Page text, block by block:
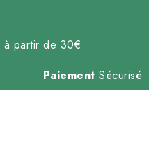
à partir de 30€
Paiement Sécurisé